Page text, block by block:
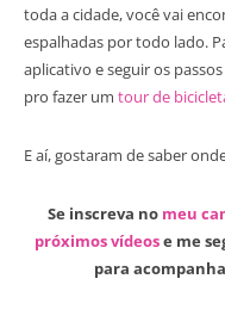
toda a cidade, você vai
espalhadas por todo lado.
aplicativo e seguir os
pro fazer um tour de
E aí, gostaram de saber
Se inscreva no meu
próximos vídeose me
para